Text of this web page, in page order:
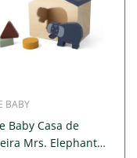
BABY
Baby Casa de
Mrs. Elephant